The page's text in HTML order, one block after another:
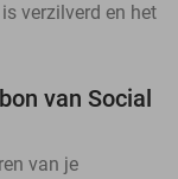
verzilverd en het
van Social
van je